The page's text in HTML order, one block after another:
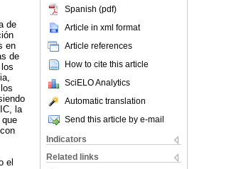
Spanish (pdf)
Article in xml format
Article references
How to cite this article
SciELO Analytics
Automatic translation
Send this article by e-mail
Indicators
Related links
de
en
de
la
el